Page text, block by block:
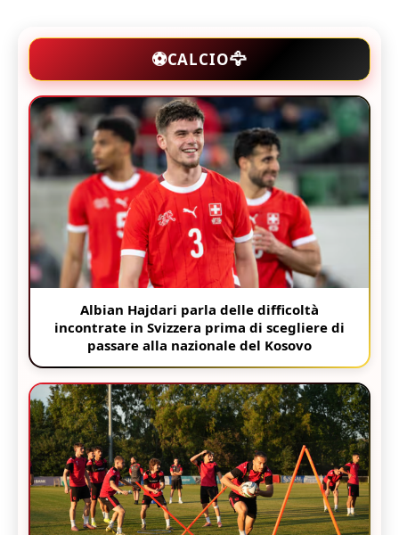
⚽CALCIO🦅
Albian Hajdari parla delle difficoltà
incontrate in Svizzera prima di scegliere di
passare alla nazionale del Kosovo